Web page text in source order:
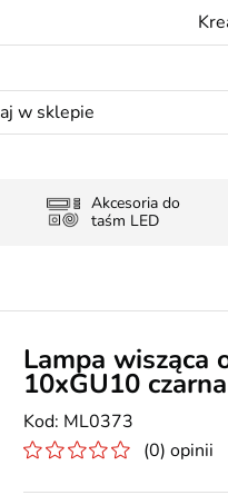
Akcesoria do
taśm LED
Lampa wisząca
10xGU10 czarna
ML0373
(0) opinii